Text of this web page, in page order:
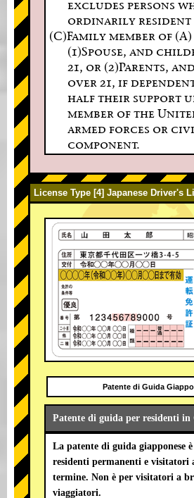
excludes persons
ordinarily resident
(C)Family member of
(1)Spouse, and
21, or (2)Parents,
over 21, if
half their support
member of the
armed forces or
component.
License Type [4] Japanese Driver's
Patente di Guida
Patente di guida per residenti in
La patente di guida giapponese
residenti permanenti e visitatori
termine. Non è per visitatori a
viaggiatori.